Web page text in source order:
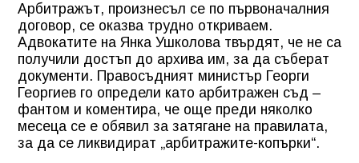
Арбитражът, произнесъл се по първоначалния
договор, се оказва трудно откриваем.
Адвокатите на Янка Ушколова твърдят, че не са
получили достъп до архива им, за да съберат
документи. Правосъдният министър Георги
Георгиев го определи като арбитражен съд –
фантом и коментира, че още преди няколко
месеца се е обявил за затягане на правилата,
за да се ликвидират „арбитражите-копърки“.